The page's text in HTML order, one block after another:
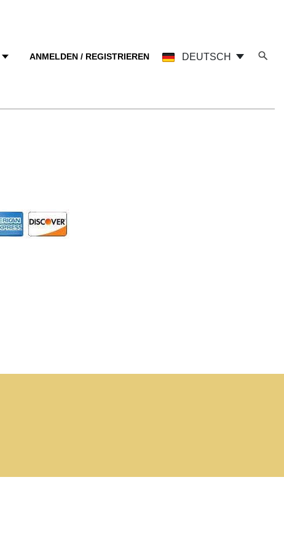
ANMELDEN / REGISTRIEREN DEUTSCH